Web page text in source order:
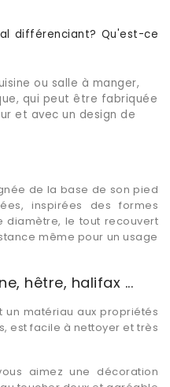
différenciant? Qu'est-ce
ou salle à manger,
qui peut être fabriquée
et avec un design de
de la base de son pied
inspirées des formes
diamètre, le tout recouvert
même pour un usage
hêtre, halifax ...
un matériau aux propriétés
est facile à nettoyer et très
aimez une décoration